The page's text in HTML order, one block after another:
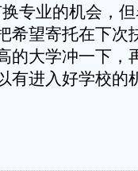
专业的机会，
希望寄托在下次
的大学冲一下，
有进入好学校的